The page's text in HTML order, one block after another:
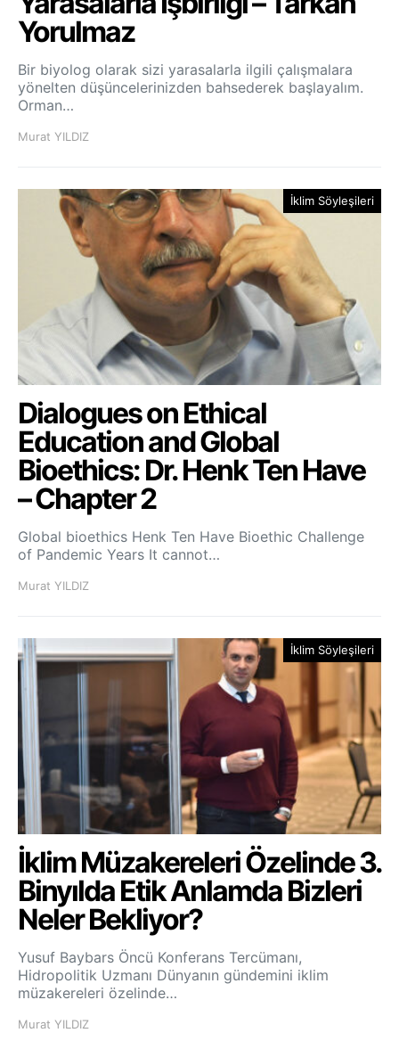
Yorulmaz
Bir biyolog olarak sizi yarasalarla ilgili çalışmalara
yönelten düşüncelerinizden bahsederek başlayalım.
Orman…
Murat YILDIZ
İklim Söyleşileri
Dialogues on Ethical
Education and Global
Bioethics: Dr. Henk Ten Have
– Chapter 2
Global bioethics Henk Ten Have Bioethic Challenge
of Pandemic Years It cannot…
Murat YILDIZ
İklim Söyleşileri
İklim Müzakereleri Özelinde 3.
Binyılda Etik Anlamda Bizleri
Neler Bekliyor?
Yusuf Baybars Öncü Konferans Tercümanı,
Hidropolitik Uzmanı Dünyanın gündemini iklim
müzakereleri özelinde…
Murat YILDIZ